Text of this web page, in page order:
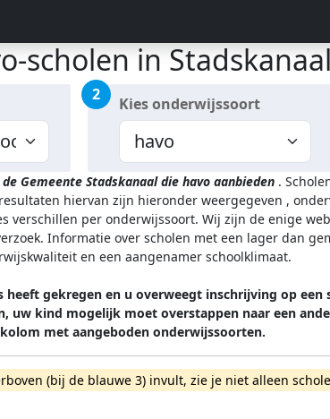
scholen in
2 Kies onderwijssoort
Gemeente Stadskanaal die havo aanbieden .
hiervan zijn hieronder weergegeven ,
verschillen per onderwijssoort. Wij zijn de enige
Informatie over scholen met een lager dan
en een aangenamer schoolklimaat.
heeft gekregen en u overweegt inschrijving op
uw kind mogelijk moet overstappen naar een
met aangeboden onderwijssoorten.
(bij de blauwe 3) invult, zie je niet alleen